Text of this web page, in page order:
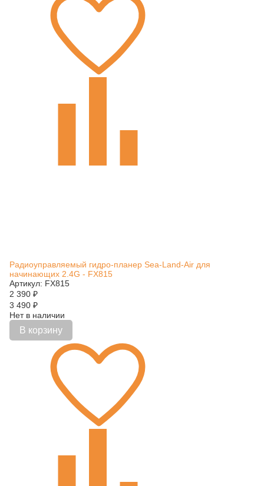
Радиоуправляемый гидро-планер Sea-Land-Air для
начинающих 2.4G - FX815
Артикул: FX815
2 390 ₽
3 490 ₽
Нет в наличии
В корзину